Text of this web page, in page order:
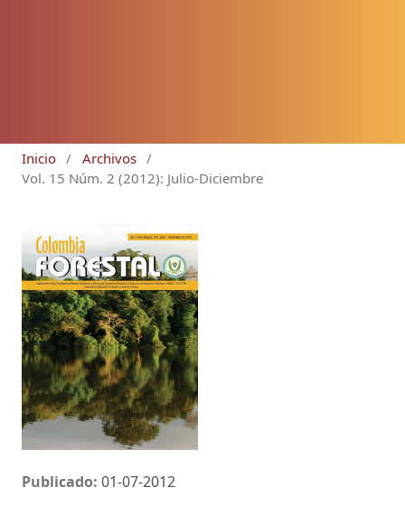
Inicio / Archivos /
Vol. 15 Núm. 2 (2012): Julio-Diciembre
Publicado: 01-07-2012